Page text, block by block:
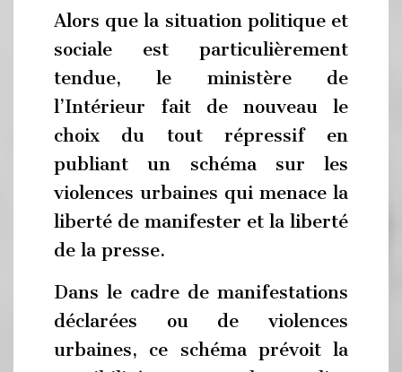
Alors que la situation politique et
sociale est particulièrement
tendue, le ministère de
l’Intérieur fait de nouveau le
choix du tout répressif en
publiant un schéma sur les
violences urbaines qui menace la
liberté de manifester et la liberté
de la presse.
Dans le cadre de manifestations
déclarées ou de violences
urbaines, ce schéma prévoit la